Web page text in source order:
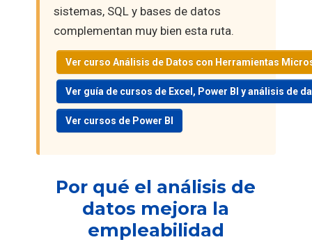
sistemas, SQL y bases de datos
complementan muy bien esta ruta.
Ver curso Análisis de Datos con Herramientas
Ver guía de cursos de Excel, Power BI y análisis de
Ver cursos de Power BI
Por qué el análisis de
datos mejora la
empleabilidad